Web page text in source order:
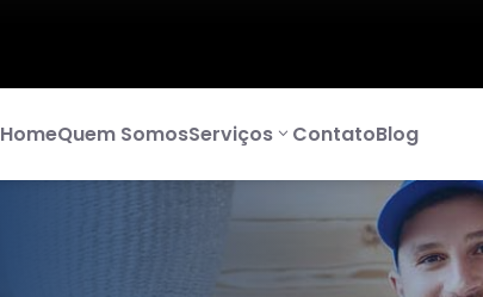
HomeQuem SomosServiços ContatoBlog